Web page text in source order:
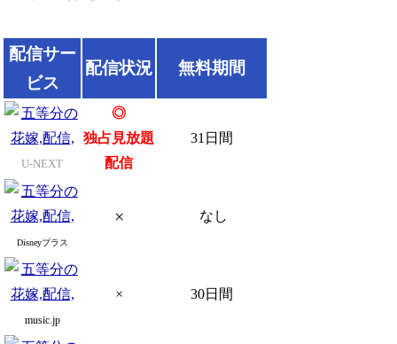
配信サー
ビス
配信状況 無料期間
U-NEXT
◎
独占見放題
配信
31日間
Disneyプラス
× なし
music.jp
× 30日間